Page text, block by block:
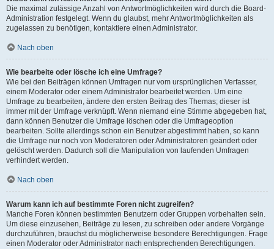
Die maximal zulässige Anzahl von Antwortmöglichkeiten wird durch die Board-
Administration festgelegt. Wenn du glaubst, mehr Antwortmöglichkeiten als
zugelassen zu benötigen, kontaktiere einen Administrator.
Nach oben
Wie bearbeite oder lösche ich eine Umfrage?
Wie bei den Beiträgen können Umfragen nur vom ursprünglichen Verfasser,
einem Moderator oder einem Administrator bearbeitet werden. Um eine
Umfrage zu bearbeiten, ändere den ersten Beitrag des Themas; dieser ist
immer mit der Umfrage verknüpft. Wenn niemand eine Stimme abgegeben hat,
dann können Benutzer die Umfrage löschen oder die Umfrageoption
bearbeiten. Sollte allerdings schon ein Benutzer abgestimmt haben, so kann
die Umfrage nur noch von Moderatoren oder Administratoren geändert oder
gelöscht werden. Dadurch soll die Manipulation von laufenden Umfragen
verhindert werden.
Nach oben
Warum kann ich auf bestimmte Foren nicht zugreifen?
Manche Foren können bestimmten Benutzern oder Gruppen vorbehalten sein.
Um diese einzusehen, Beiträge zu lesen, zu schreiben oder andere Vorgänge
durchzuführen, brauchst du möglicherweise besondere Berechtigungen. Frage
einen Moderator oder Administrator nach entsprechenden Berechtigungen.